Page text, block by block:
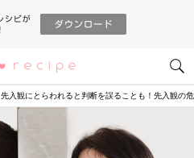
恋愛レシピ
先入観にとらわれると判断を誤ることも！先入観の